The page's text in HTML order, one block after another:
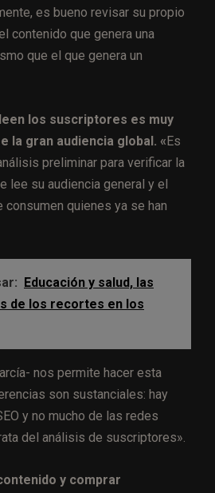
es bueno revisar su propio
contenido que genera una
que el que genera un
los suscriptores es muy
la gran audiencia global. « Es
preliminar para verificar la
lee su audiencia general y el
quienes ya se han
Educación y salud, las
de los recortes en los
nos permite hacer esta
son sustanciales: hay
y no mucho de las redes
del análisis de suscriptores».
y comprar